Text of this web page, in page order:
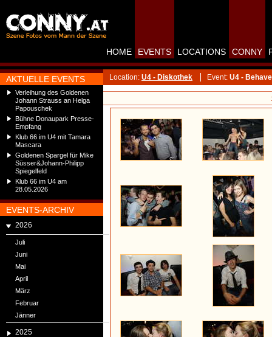
AKTUELLE EVENTS
Verleihung des Goldenen
Johann Strauss an Helga
Papouschek
Bühne Donaupark Presse-
Empfang
Klub 66 im U4 mit Tamara
Mascara
Goldenen Spargel für Mike
Süsser&Johann-Philipp
Spiegelfeld
Klub 66 im U4 am
28.05.2026
EVENTS-ARCHIV
2026
Juli
Juni
Mai
April
März
Februar
Jänner
2025
HOME EVENTS LOCATIONS CONNY
Location: U4 - Diskothek Event: U4 - Behave